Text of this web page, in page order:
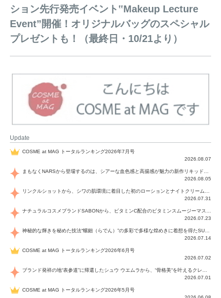
ション先行発売イベント‟Makeup Lecture
Event”開催！オリジナルバッグのスペシャル
プレゼントも！（最終日・10/21より）
Update
COSME at MAG トータルランキング2026年7月号
2026.08.07
まもなくNARSから登場するのは、シアーな血色感と高揚感が魅力の新作リキッドブラッシュ「インセイシャブル リキッドブラッシュ」と、ゴールデンアワーに染まる空にインスピレーションを得た「アフターグロー リップシャイン」の新色！夏をハックして！
2026.08.05
リンクルショットから、シワの肌環境に着目した初のローションとナイトクリームが登場！デイリーケアで、シワ特有の肌環境を改善し、シワが目立たない肌へと導きます。
2026.07.31
ナチュラルコスメブランドSABONから、ビタミンC配合のビタミンスムージーマスク「ラディアンスマスク」と、ペパーミントにオーガニックハーブを凝縮したジェルの涼感トリートメント美容液「スカルプセラム リフレッシング」が登場！日々のデイリーケアで、過酷な猛暑で疲れた肌や頭皮をサポート、心地よくリフレッシュし、優しく肌を整えます。
2026.07.23
神秘的な輝きを秘めた技法“螺鈿（らでん）”の多彩で多様な煌めきに着想を得たSUQQUの2026 秋 カラーコレクションから登場するのは、艶然と輝くアイシャドウや偏光パールを配したフェイスカラー、繊細なパールの煌めくネイル、そしてそれらを際立てる“朧げな艶”を秘めた新リクイドリップ「ブラー リクイド リップ」。強さを秘めたまろやかな洗練の表情に。
2026.07.14
COSME at MAG トータルランキング2026年6月号
2026.07.02
ブランド発祥の地“表参道”に帰還したシュウ ウエムラから、“骨格美“を叶えるクレヨンタイプのフェイスカラー「スカルプト クレヨン」と、ブランド初のリノベーションで進化した名品アイブロウ「ハード フォーミュラ ハード 10」が登場！
2026.07.01
COSME at MAG トータルランキング2026年5月号